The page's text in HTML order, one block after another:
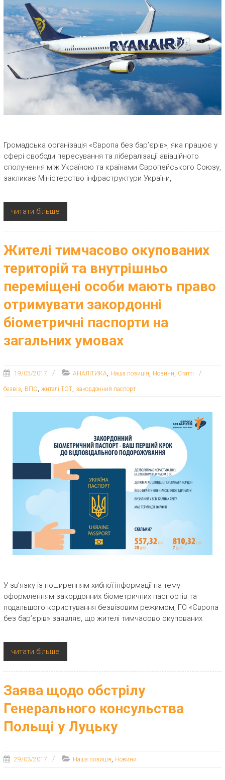
Громадська організація «Європа без бар’єрів», яка працює у
сфері свободи пересування та лібералізації авіаційного
сполучення між Україною та країнами Європейського Союзу,
закликає Міністерство інфраструктури України,
читати більше
Жителі тимчасово окупованих
територій та внутрішньо
переміщені особи мають право
отримувати закордонні
біометричні паспорти на
загальних умовах
19/05/2017 АНАЛІТИКА, Наша позиція, Новини, Статті
безвіз, ВПО, жителі ТОТ, закордонний паспорт
У зв’язку із поширенням хибної інформації на тему
оформленням закордонних біометричних паспортів та
подальшого користування безвізовим режимом, ГО «Європа
без бар’єрів» заявляє, що жителі тимчасово окупованих
читати більше
Заява щодо обстрілу
Генерального консульства
Польщі у Луцьку
29/03/2017 Наша позиція, Новини